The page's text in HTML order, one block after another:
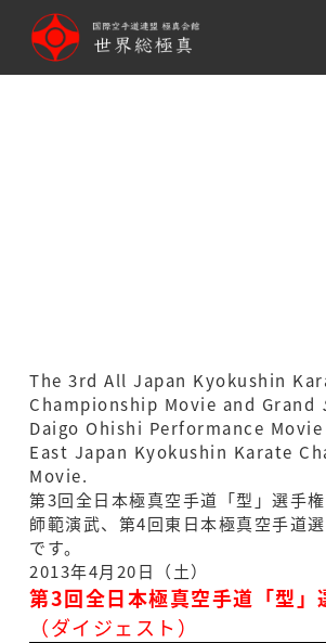
コ
The 3rd All Japan Kyokushin
Championship Movie and Grand
Daigo Ohishi Performance
East Japan Kyokushin Karate
Movie.
第3回全日本極真空手道「型」選手
師範演武、第4回東日本極真空手道
です。
2013年4月20日（土）
第3回全日本極真空手道「型」
（ダイジェスト）